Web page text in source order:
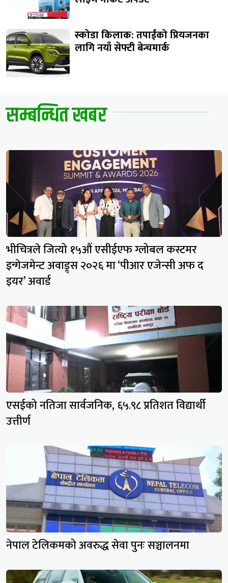
स्कोडा किलाक: तपाईंको प्रियजनका
लागि नयाँ सेफ्टी बेन्चमार्क
सम्बन्धित खबर
भीचित्रले जित्यो १५औं एसीईएफ ग्लोबल कस्टमर
इन्गेजमेन्ट अवाड्र्स २०२६ मा ‘पीआर एजेन्सी अफ द
इयर’ अवार्ड
एसईको नतिजा सार्वजनिक, ६५.९८ प्रतिशत विद्यार्थी
उत्तीर्ण
नेपाल टेलिकमको अवरुद्ध सेवा पुनः सञ्चालनमा